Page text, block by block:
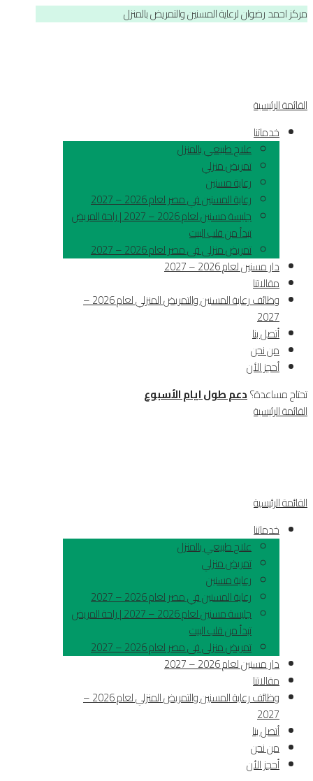
مركز احمد رضوان لرعاية المسنين والتمريض بالمنزل
القائمة الرئيسية
خدماتنا
علاج طبيعي بالمنزل
تمريض منزلي
رعاية مسنين
رعاية المسنين في مصر لعام 2026 – 2027
جليسة مسنين لعام 2026 – 2027 | راحة المريض
تبدأ من قلب البيت
تمريض منزلى فى مصر لعام 2026 – 2027
دار مسنين لعام 2026 – 2027
مقالاتنا
وظائف رعاية المسنين والتمريض المنزلي لعام 2026 –
2027
أتصل بنا
من نحن
أحجز الأن
تحتاج مساعدة؟دعم طول ايام الأسبوع
القائمة الرئيسية
القائمة الرئيسية
خدماتنا
علاج طبيعي بالمنزل
تمريض منزلي
رعاية مسنين
رعاية المسنين في مصر لعام 2026 – 2027
جليسة مسنين لعام 2026 – 2027 | راحة المريض
تبدأ من قلب البيت
تمريض منزلى فى مصر لعام 2026 – 2027
دار مسنين لعام 2026 – 2027
مقالاتنا
وظائف رعاية المسنين والتمريض المنزلي لعام 2026 –
2027
أتصل بنا
من نحن
أحجز الأن